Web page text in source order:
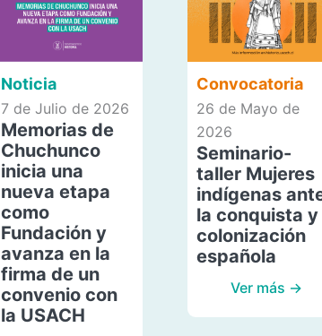
Noticia
7 de Julio de 2026
Memorias de
Chuchunco
inicia una
nueva etapa
como
Fundación y
avanza en la
firma de un
convenio con
la USACH
Convocatoria
26 de Mayo de
2026
Seminario-
taller Mujeres
indígenas
la conquista y
colonización
española
Ver más →